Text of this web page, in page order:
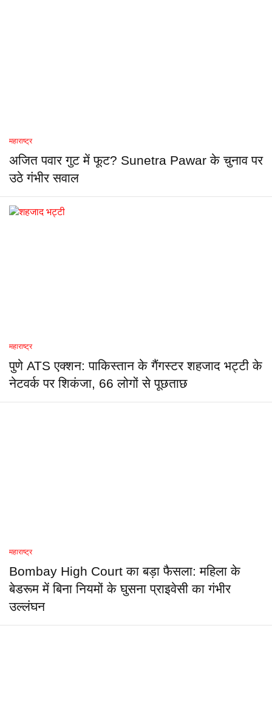
महाराष्ट्र
अजित पवार गुट में फूट? Sunetra Pawar के चुनाव पर
उठे गंभीर सवाल
महाराष्ट्र
पुणे ATS एक्शन: पाकिस्तान के गैंगस्टर शहजाद भट्टी के
नेटवर्क पर शिकंजा, 66 लोगों से पूछताछ
महाराष्ट्र
Bombay High Court का बड़ा फैसला: महिला के
बेडरूम में बिना नियमों के घुसना प्राइवेसी का गंभीर
उल्लंघन